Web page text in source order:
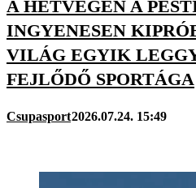
A HÉTVÉGÉN A
INGYENESEN
VILÁG EGYIK
FEJLŐDŐ SPORTÁGA
Csupasport2026.07.24. 15:49